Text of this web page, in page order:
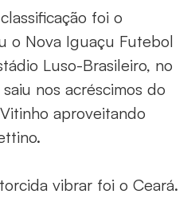
foi o
o Nova Iguaçu Futebol
Luso-Brasileiro, no
nos acréscimos do
aproveitando
vibrar foi o Ceará.